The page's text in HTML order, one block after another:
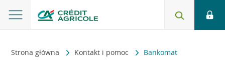
Strona główna Kontakt i pomoc Bankomat